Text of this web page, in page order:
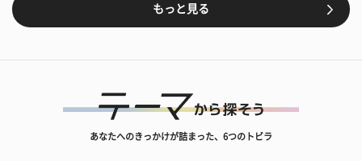
もっと見る
あなたへのきっかけが詰まった、6つのトビラ